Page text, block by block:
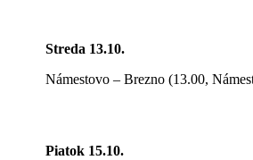
Streda 13.10.
Námestovo – Brezno (13.00,
Piatok 15.10.